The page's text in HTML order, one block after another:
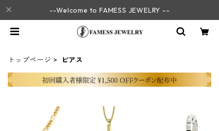
--Welcome to FAMESS JEWELRY --
トップページ ピアス